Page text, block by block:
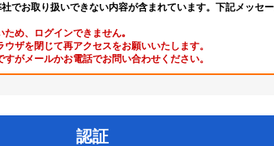
でお取り扱いできない内容が含まれています。下記メッセ
め、ログインできません｡
ザを閉じて再アクセスをお願いいたします。
がメールかお電話でお問い合わせください。
認証